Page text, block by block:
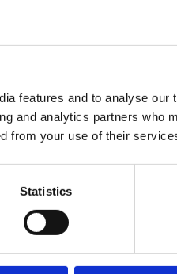
features and to analyse our
and analytics partners who
from your use of their
Statistics